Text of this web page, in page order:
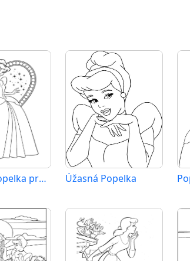
Zdarma Popelka pro Malé Děti Úžasná Popelka